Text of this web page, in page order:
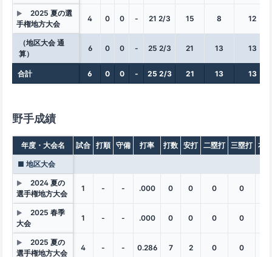
▶
2025 夏の選
手権地方大会
4 0 0 - 21 2/3 15 8 12
（地区大会 通
算）
6 0 0 - 25 2/3 21 13 13
合計 6 0 0 - 25 2/3 21 13 13
野手成績
年度・大会名 試合 打順 守備 打率 打数 安打 二塁打 三塁打 本
■ 地区大会
▶
2024 夏の
選手権地方大会
1 - - .000 0 0 0 0
▶
2025 春季
大会
1 - - .000 0 0 0 0
▶
2025 夏の
選手権地方大会
4 - - 0.286 7 2 0 0